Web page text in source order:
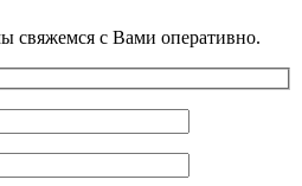
свяжемся с Вами оперативно.